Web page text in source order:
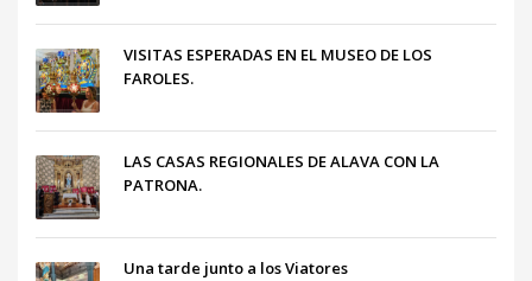
VISITAS ESPERADAS EN EL MUSEO DE LOS
FAROLES.
LAS CASAS REGIONALES DE ALAVA CON LA
PATRONA.
Una tarde junto a los Viatores